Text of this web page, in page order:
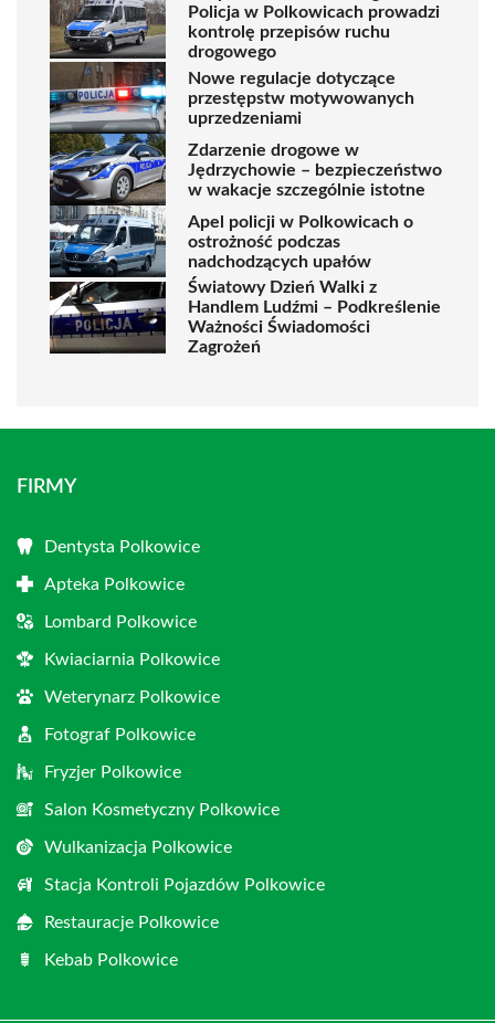
Policja w Polkowicach prowadzi
kontrolę przepisów ruchu
drogowego
Nowe regulacje dotyczące
przestępstw motywowanych
uprzedzeniami
Zdarzenie drogowe w
Jędrzychowie – bezpieczeństwo
w wakacje szczególnie istotne
Apel policji w Polkowicach o
ostrożność podczas
nadchodzących upałów
Światowy Dzień Walki z
Handlem Ludźmi – Podkreślenie
Ważności Świadomości
Zagrożeń
FIRMY
Dentysta Polkowice
Apteka Polkowice
Lombard Polkowice
Kwiaciarnia Polkowice
Weterynarz Polkowice
Fotograf Polkowice
Fryzjer Polkowice
Salon Kosmetyczny Polkowice
Wulkanizacja Polkowice
Stacja Kontroli Pojazdów Polkowice
Restauracje Polkowice
Kebab Polkowice